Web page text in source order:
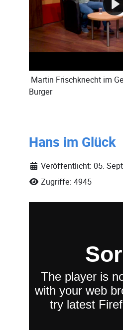
Martin Frischknecht im
Burger
Hans im Glück
Veröffentlicht: 05.
Zugriffe: 4945